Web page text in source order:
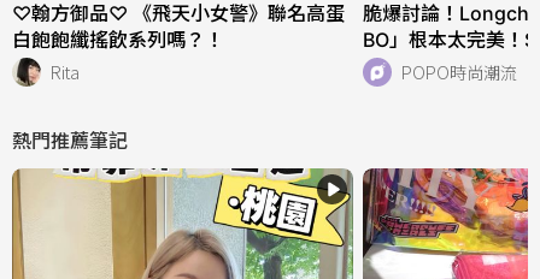
♡翰方御品♡ 《飛天小女警》聯名高蛋
白飽飽纖搖飲系列嗎？！
Rita
脆爆討論！
BO」根本太完美！
快衝店上試揹！
POPO時尚潮流
熱門推薦筆記